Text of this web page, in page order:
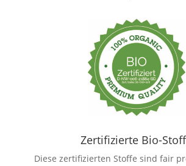
Zertifizierte Bio-
Diese zertifizierten Stoffe sind fair